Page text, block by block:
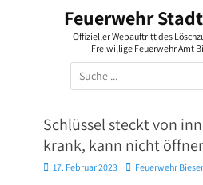
Feuerwehr
Offizieller Webauftritt des
Freiwillige Feuerwehr Amt
Suchen
nach:
Schlüssel steckt von
krank, kann nicht
Posted
17. Februar 2023 AutorFeuerwehr